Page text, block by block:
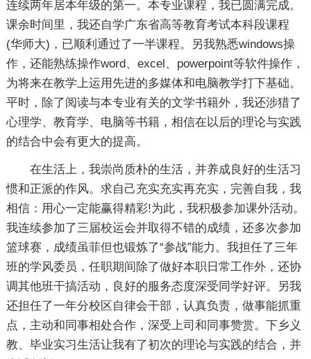
连续两年居本年级的第一。本专业课程，我已圆满完成。
课余时间里，我还自学广东省高等教育考试本科段课程
(华师大)，已顺利通过了一半课程。另我熟悉windows操
作，还能熟练操作word、excel、powerpoint等软件操作，
为将来在教学上运用先进的多媒体和电脑教学打下基础。
平时，除了阅读与本专业有关的文学书籍外，我还涉猎了
心理学、教育学、电脑等书籍，相信在以后的理论与实践
的结合中会有更大的提高。
在生活上，我崇尚质朴的生活，并养成良好的生活习
惯和正派的作风。求自己充实充实再充实，完善自我，我
相信：用心一定能赢得精彩!为此，我积极参加课外活动。
我连续参加了三届校运会并取得不错的成绩，还多次参加
篮球赛，成绩虽菲但也锻炼了“参战”能力。我担任了三年
班的学风委员，任职期间除了做好本职日常工作外，还协
调其他班干搞活动，良好的服务态度深受同学好评。另我
还担任了一年分校区自律会干部，认真负责，做事能抓重
点，主动和同事相处合作，深受上司和同事赞赏。下乡义
教、毕业实习生活让我有了初次的理论与实践的结合，并